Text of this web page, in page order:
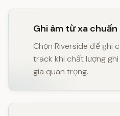
Ghi âm từ xa
Chọn Riverside để ghi
track khi chất lượng
gia quan trọng.